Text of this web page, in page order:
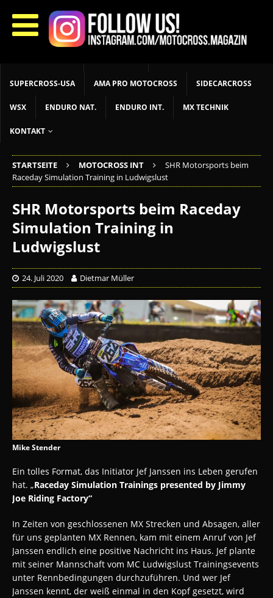
START LIVETIMING MX NEWS MX YOUTH
MX WOMEN MXGP ADAC MX MASTERS MOTOCROSS INT
SUPERCROSS-USA AMA PRO MOTOCROSS SIDECARCROSS
WSX ENDURO NAT. ENDURO INT. MX TECHNIK
KONTAKT
STARTSEITE MOTOCROSS INT
SHR Motorsports beim
Raceday Simulation Training in Ludwigslust
SHR Motorsports beim Raceday
Simulation Training in
Ludwigslust
24. Juli 2020 Dietmar Müller
Mike Stender
Ein tolles Format, das Initiator Jef Janssen ins Leben gerufen
hat. „Raceday Simulation Trainings presented by Jimmy
Joe Riding Factory“
In Zeiten von geschlossenen MX Strecken und Absagen, aller
für uns geplanten MX Rennen, kam mit einem Anruf von Jef
Janssen endlich eine positive Nachricht ins Haus. Jef plante
mit seiner Mannschaft vom MC Ludwigslust Trainingsevents
unter Rennbedingungen durchzuführen. Und wer Jef
Janssen kennt, der weiß einmal in den Kopf gesetzt, wird